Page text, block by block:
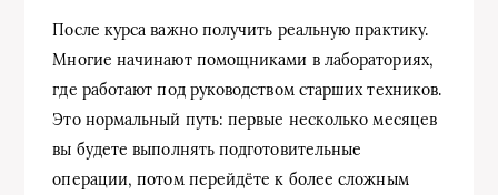
После курса важно получить реальную практику.
Многие начинают помощниками в лабораториях,
где работают под руководством старших техников.
Это нормальный путь: первые несколько месяцев
вы будете выполнять подготовительные
операции, потом перейдёте к более сложным